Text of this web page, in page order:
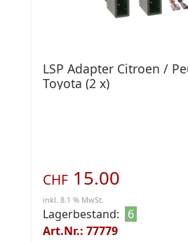
LSP Adapter Citroen /
Toyota (2 x)
CHF 15.00
inkl. 8.1 % MwSt.
Lagerbestand:
6
Art.Nr.: 77779